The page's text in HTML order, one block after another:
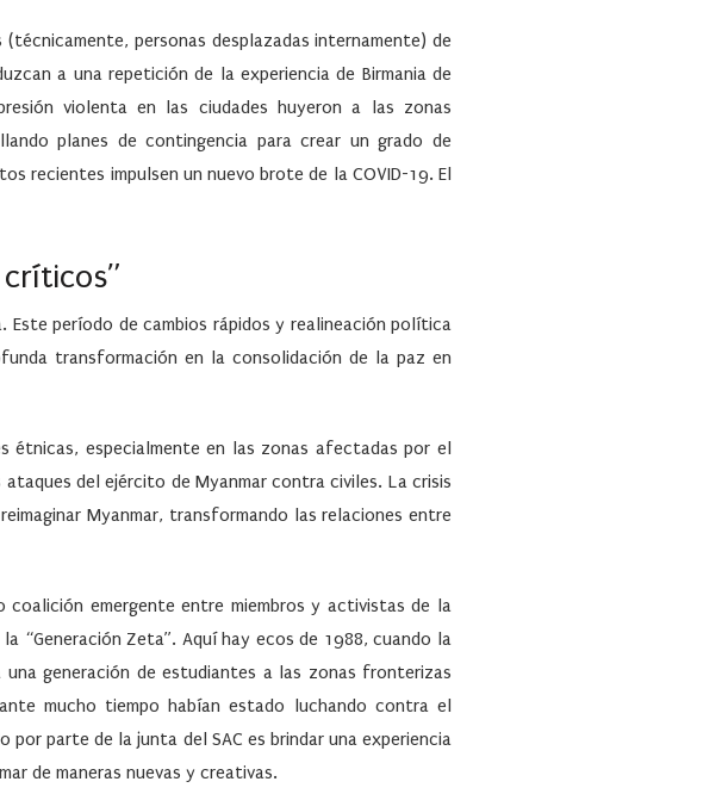
personas desplazadas internamente) de
a una repetición de la experiencia de Birmania de
violenta en las ciudades huyeron a las zonas
planes de contingencia para crear un grado de
recientes impulsen un nuevo brote de la COVID-19. El
período de cambios rápidos y realineación política
transformación en la consolidación de la paz en
étnicas, especialmente en las zonas afectadas por el
del ejército de Myanmar contra civiles. La crisis
Myanmar, transformando las relaciones entre
emergente entre miembros y activistas de la
“Generación Zeta”. Aquí hay ecos de 1988, cuando la
generación de estudiantes a las zonas fronterizas
mucho tiempo habían estado luchando contra el
parte de la junta del SAC es brindar una experiencia
de maneras nuevas y creativas.